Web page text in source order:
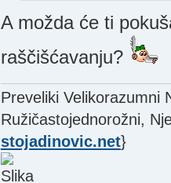
A možda će ti
raščišćavanju?
Preveliki Velikorazumni
Ružičastojednorožni,
stojadinovic.net}